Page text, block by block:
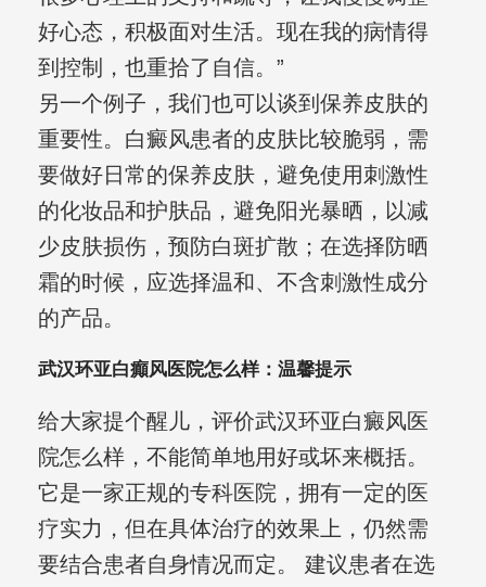
好心态，积极面对生活。现在我的病情得
到控制，也重拾了自信。”
另一个例子，我们也可以谈到保养皮肤的
重要性。白癜风患者的皮肤比较脆弱，需
要做好日常的保养皮肤，避免使用刺激性
的化妆品和护肤品，避免阳光暴晒，以减
少皮肤损伤，预防白斑扩散；在选择防晒
霜的时候，应选择温和、不含刺激性成分
的产品。
武汉环亚白癲风医院怎么样：温馨提示
给大家提个醒儿，评价武汉环亚白癜风医
院怎么样，不能简单地用好或坏来概括。
它是一家正规的专科医院，拥有一定的医
疗实力，但在具体治疗的效果上，仍然需
要结合患者自身情况而定。 建议患者在选